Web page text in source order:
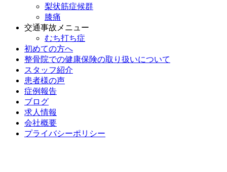
梨状筋症候群
膝痛
交通事故メニュー
むち打ち症
初めての方へ
整骨院での健康保険の取り扱いについて
スタッフ紹介
患者様の声
症例報告
ブログ
求人情報
会社概要
プライバシーポリシー